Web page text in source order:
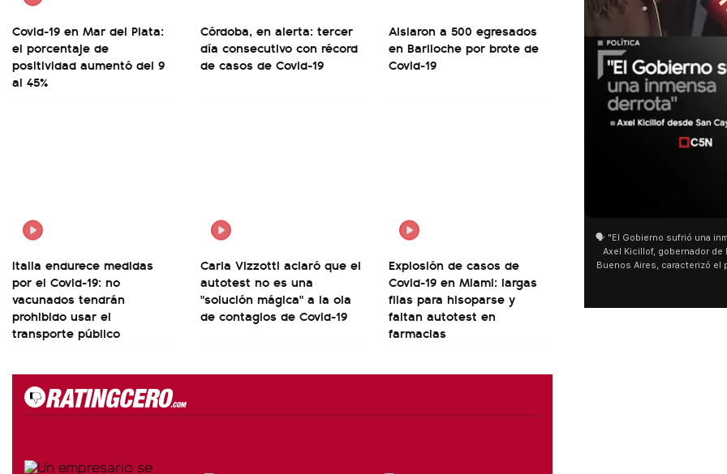
Covid-19 en Mar del Plata:
el porcentaje de
positividad aumentó del 9
al 45%
Córdoba, en alerta: tercer
día consecutivo con récord
de casos de Covid-19
Aislaron a 500 egresados
en Bariloche por brote de
Covid-19
Italia endurece medidas
por el Covid-19: no
vacunados tendrán
prohibido usar el
transporte público
Carla Vizzotti aclaró que el
autotest no es una
"solución mágica" a la ola
de contagios de Covid-19
Explosión de casos de
Covid-19 en Miami: largas
filas para hisoparse y
faltan autotest en
farmacias
🗣️ "El Gobierno sufrió una
Axel Kicillof, gobernador de
Buenos Aires, caracterizó el
como "una lista sábana con
y destacó "la movilización